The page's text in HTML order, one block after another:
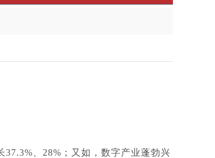
、28%；又如，数字产业蓬勃兴